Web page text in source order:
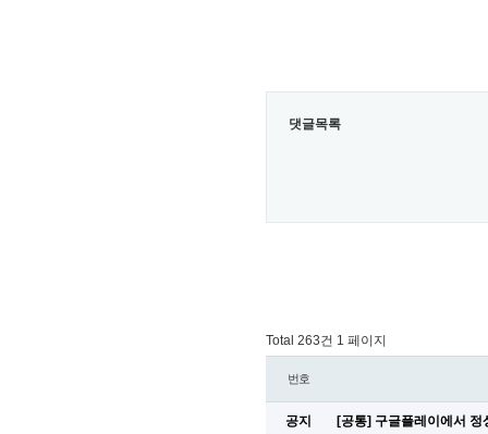
댓글목록
Total 263건 1 페이지
번호
공지 [공통] 구글플레이에서